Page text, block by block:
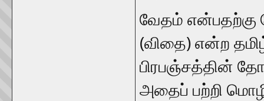
வேதம் என்பதற்கு
(விதை) என்ற
பிரபஞ்சத்தின்
அதைப் பற்றி